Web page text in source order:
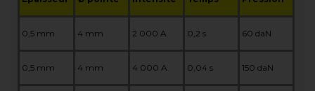
0,5 mm 4 mm 2 000 A 0,2 s 60 daN
0,5 mm 4 mm 4 000 A 0,04 s 150 daN